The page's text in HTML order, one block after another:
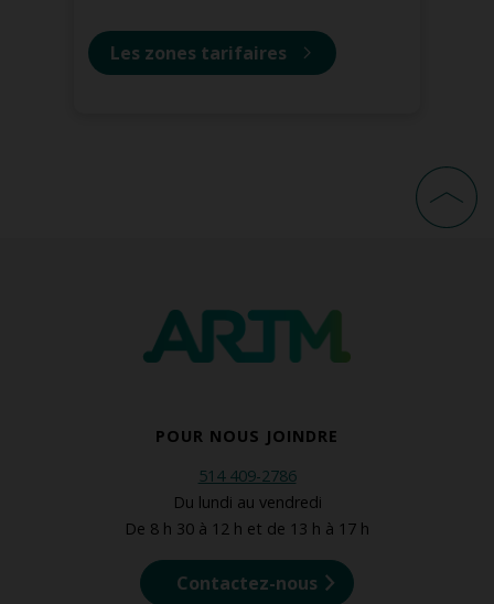
Les zones tarifaires
POUR NOUS JOINDRE
514 409-2786
Du lundi au vendredi
De 8 h 30 à 12 h et de 13 h à 17 h
Contactez-nous